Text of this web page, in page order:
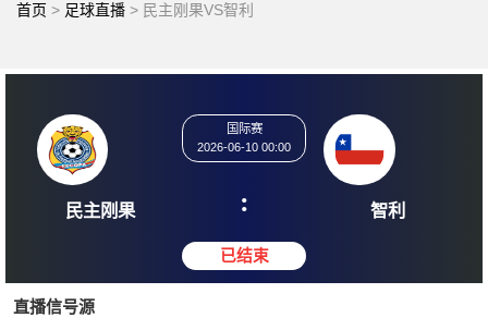
首页 > 足球直播 > 民主刚果VS智利
民主刚果
2026-06-10 00:00
: 智
直播信号源